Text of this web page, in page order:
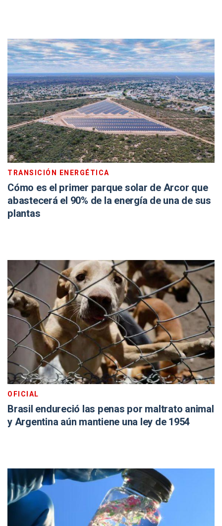
TRANSICIÓN ENERGÉTICA
Cómo es el primer parque solar de Arcor que
abastecerá el 90% de la energía de una de sus
plantas
OFICIAL
Brasil endureció las penas por maltrato animal
y Argentina aún mantiene una ley de 1954